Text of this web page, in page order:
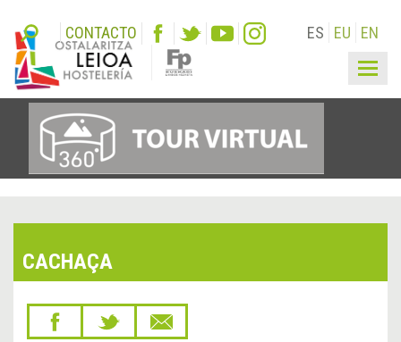
CONTACTO ES EU EN
CACHAÇA